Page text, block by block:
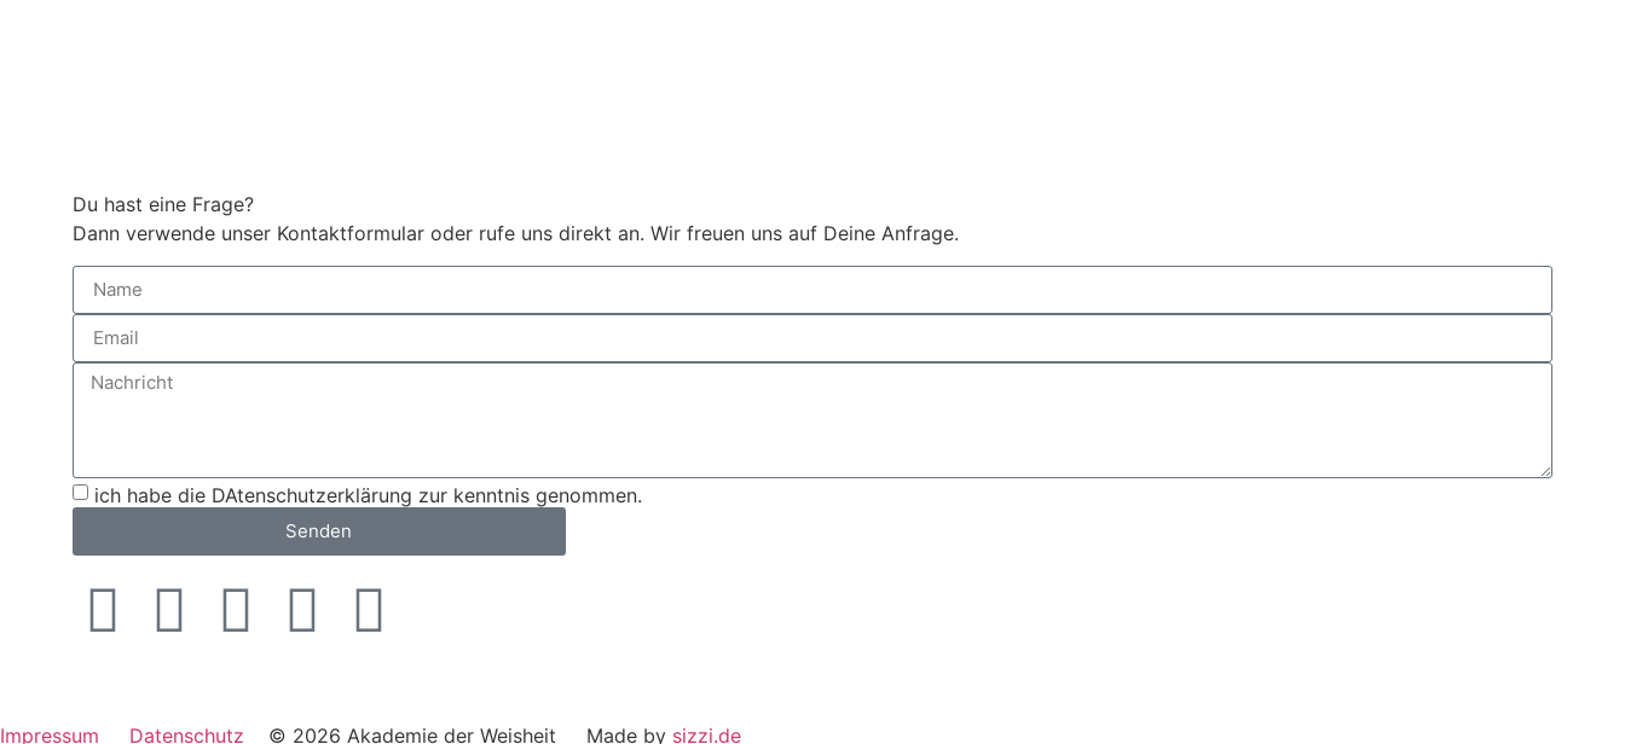
Du hast eine Frage?
Dann verwende unser Kontaktformular oder rufe uns direkt an. Wir freuen uns auf Deine Anfrage.
ich habe die DAtenschutzerklärung zur kenntnis genommen.
Senden
Impressum Datenschutz © 2026 Akademie der Weisheit Made by sizzi.de